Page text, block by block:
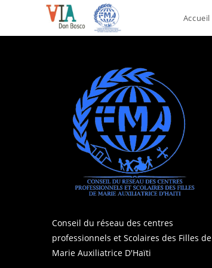
content
Accueil
Conseil du réseau des centres
professionnels et Scolaires des Filles de
Marie Auxiliatrice D'Haïti